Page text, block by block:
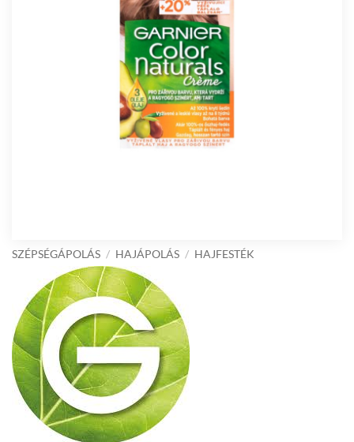
SZÉPSÉGÁPOLÁS / HAJÁPOLÁS / HAJFESTÉK